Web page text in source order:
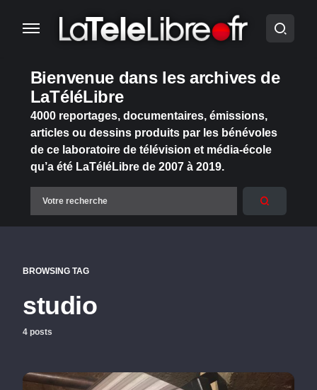
Bienvenue dans les archives de
LaTéléLibre
4000 reportages, documentaires, émissions,
articles ou dessins produits par les bénévoles
de ce laboratoire de télévision et média-école
qu’a été LaTéléLibre de 2007 à 2019.
BROWSING TAG
studio
4 posts